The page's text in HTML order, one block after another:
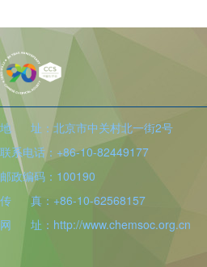
地 址：北京市中关村北一街2号
联系电话：+86-10-82449177
邮政编码：100190
传 真：+86-10-62568157
网 址：http://www.chemsoc.org.cn